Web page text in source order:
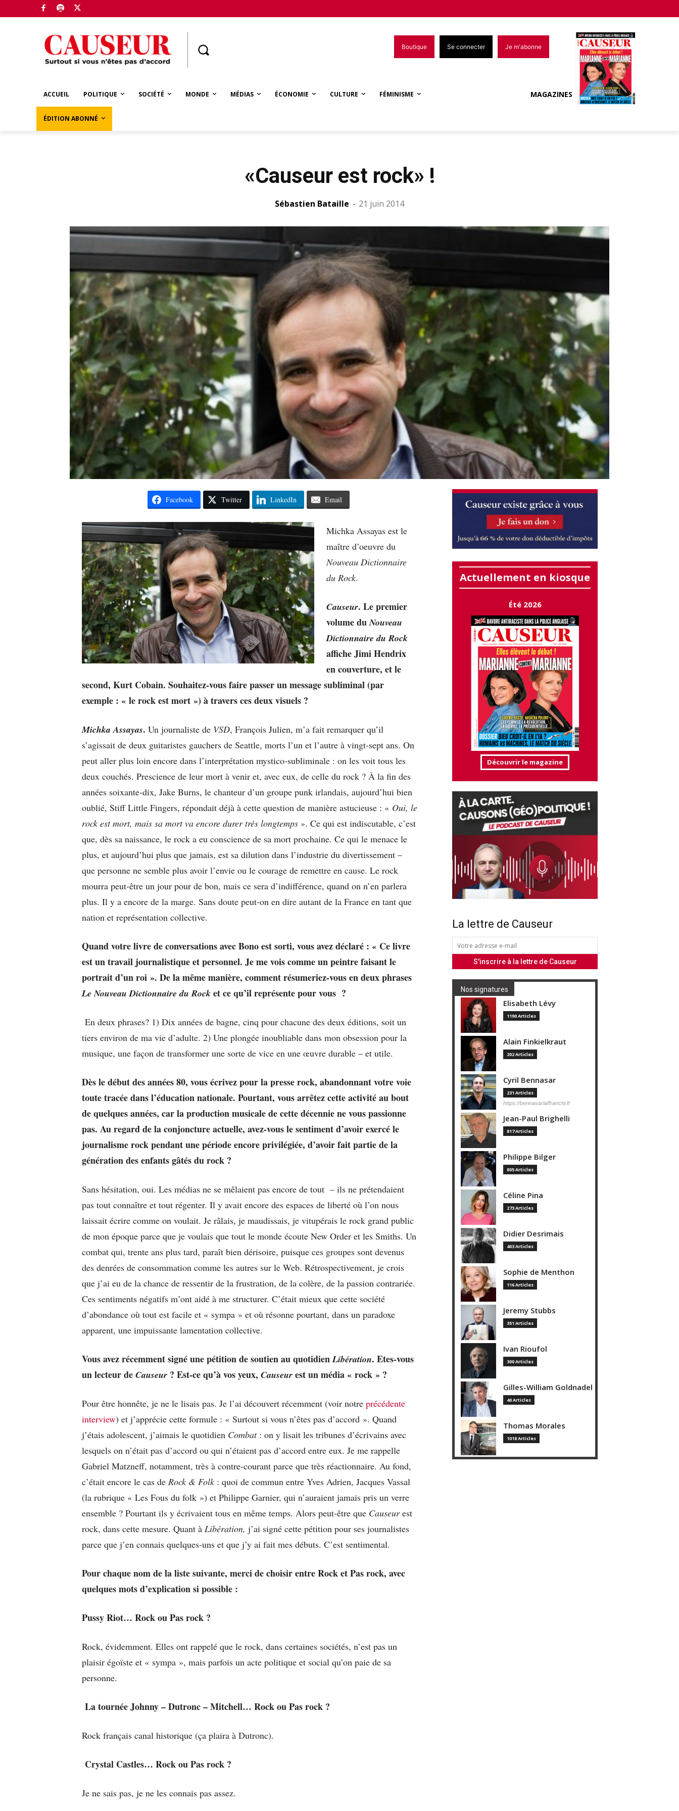
Boutique Se connecter Je m'abonne
ACCUEIL POLITIQUE SOCIÉTÉ MONDE MÉDIAS ÉCONOMIE CULTURE FÉMINISME
ÉDITION ABONNÉ
MAGAZINES
«Causeur est rock» !
Sébastien Bataille - 21 juin 2014
Facebook Twitter LinkedIn Email
Michka Assayas est le
maître d’oeuvre du
Nouveau Dictionnaire
du Rock.
Causeur. Le premier
volume duNouveau
Dictionnaire du Rock
affiche Jimi Hendrix
en couverture, et le
second, Kurt Cobain. Souhaitez-vous faire passer un message subliminal (par
exemple : « le rock est mort ») à travers ces deux visuels ?
Michka Assayas. Un journaliste de VSD, François Julien, m’a fait remarquer qu’il
s’agissait de deux guitaristes gauchers de Seattle, morts l’un et l’autre à vingt-sept ans. On
peut aller plus loin encore dans l’interprétation mystico-subliminale : on les voit tous les
deux couchés. Prescience de leur mort à venir et, avec eux, de celle du rock ? À la fin des
années soixante-dix, Jake Burns, le chanteur d’un groupe punk irlandais, aujourd’hui bien
oublié, Stiff Little Fingers, répondait déjà à cette question de manière astucieuse : « Oui, le
rock est mort, mais sa mort va encore durer très longtemps ». Ce qui est indiscutable, c’est
que, dès sa naissance, le rock a eu conscience de sa mort prochaine. Ce qui le menace le
plus, et aujourd’hui plus que jamais, est sa dilution dans l’industrie du divertissement –
que personne ne semble plus avoir l’envie ou le courage de remettre en cause. Le rock
mourra peut-être un jour pour de bon, mais ce sera d’indifférence, quand on n’en parlera
plus. Il y a encore de la marge. Sans doute peut-on en dire autant de la France en tant que
nation et représentation collective.
Quand votre livre de conversations avec Bono est sorti, vous avez déclaré : « Ce livre
est un travail journalistique et personnel. Je me vois comme un peintre faisant le
portrait d’un roi ». De la même manière, comment résumeriez-vous en deux phrases
Le Nouveau Dictionnaire du Rock et ce qu’il représente pour vous ?
En deux phrases? 1) Dix années de bagne, cinq pour chacune des deux éditions, soit un
tiers environ de ma vie d’adulte. 2) Une plongée inoubliable dans mon obsession pour la
musique, une façon de transformer une sorte de vice en une œuvre durable – et utile.
Dès le début des années 80, vous écrivez pour la presse rock, abandonnant votre voie
toute tracée dans l’éducation nationale. Pourtant, vous arrêtez cette activité au bout
de quelques années, car la production musicale de cette décennie ne vous passionne
pas. Au regard de la conjoncture actuelle, avez-vous le sentiment d’avoir exercé le
journalisme rock pendant une période encore privilégiée, d’avoir fait partie de la
génération des enfants gâtés du rock ?
Sans hésitation, oui. Les médias ne se mêlaient pas encore de tout – ils ne prétendaient
pas tout connaître et tout régenter. Il y avait encore des espaces de liberté où l’on nous
laissait écrire comme on voulait. Je râlais, je maudissais, je vitupérais le rock grand public
de mon époque parce que je voulais que tout le monde écoute New Order et les Smiths. Un
combat qui, trente ans plus tard, paraît bien dérisoire, puisque ces groupes sont devenus
des denrées de consommation comme les autres sur le Web. Rétrospectivement, je crois
que j’ai eu de la chance de ressentir de la frustration, de la colère, de la passion contrariée.
Ces sentiments négatifs m’ont aidé à me structurer. C’était mieux que cette société
d’abondance où tout est facile et « sympa » et où résonne pourtant, dans un paradoxe
apparent, une impuissante lamentation collective.
Vous avez récemment signé une pétition de soutien au quotidienLibération. Etes-vous
un lecteur de Causeur ? Est-ce qu’à vos yeux, Causeur est un média « rock » ?
Pour être honnête, je ne le lisais pas. Je l’ai découvert récemment (voir notre précédente
interview) et j’apprécie cette formule : « Surtout si vous n’êtes pas d’accord ». Quand
j’étais adolescent, j’aimais le quotidien Combat : on y lisait les tribunes d’écrivains avec
lesquels on n’était pas d’accord ou qui n’étaient pas d’accord entre eux. Je me rappelle
Gabriel Matzneff, notamment, très à contre-courant parce que très réactionnaire. Au fond,
c’était encore le cas de Rock & Folk : quoi de commun entre Yves Adrien, Jacques Vassal
(la rubrique « Les Fous du folk ») et Philippe Garnier, qui n’auraient jamais pris un verre
ensemble ? Pourtant ils y écrivaient tous en même temps. Alors peut-être que Causeurest
rock, dans cette mesure. Quant à Libération, j’ai signé cette pétition pour ses journalistes
parce que j’en connais quelques-uns et que j’y ai fait mes débuts. C’est sentimental.
Pour chaque nom de la liste suivante, merci de choisir entre Rock et Pas rock, avec
quelques mots d’explication si possible :
Pussy Riot… RockouPas rock ?
Rock, évidemment. Elles ont rappelé que le rock, dans certaines sociétés, n’est pas un
plaisir égoïste et « sympa », mais parfois un acte politique et social qu’on paie de sa
personne.
La tournée Johnny – Dutronc – Mitchell… RockouPas rock ?
Rock français canal historique (ça plaira à Dutronc).
Crystal Castles… RockouPas rock ?
Je ne sais pas, je ne les connais pas assez.
Actuellement en kiosque
Été 2026
Découvrir le magazine
La lettre de Causeur
Nos signatures
Elisabeth Lévy
1190 Articles
Alain Finkielkraut
202 Articles
Cyril Bennasar
231 Articles
https://bennasarlaffranchi.fr
Jean-Paul Brighelli
817 Articles
Philippe Bilger
805 Articles
Céline Pina
273 Articles
Didier Desrimais
403 Articles
Sophie de Menthon
116 Articles
Jeremy Stubbs
351 Articles
Ivan Rioufol
300 Articles
Gilles-William Goldnadel
40 Articles
Thomas Morales
1018 Articles